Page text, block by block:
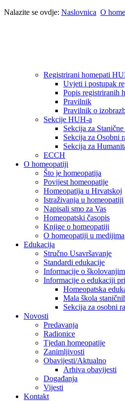
Nalazite se ovdje: Naslovnica O
Registrirani homepati
Uvjeti i postupak
Popis registriranih
Pravilnik
Pravilnik o
Sekcije HUH-a
Sekcija za
Sekcija za Osobni
Sekcija za
ECCH
O homeopatiji
Što je homeopatija
Povijest homeopatije
Homeopatija u Hrvatskoj
Istraživanja u homeopatiji
Napisali smo za Vas
Homeopatski časopis
Knjige o homeopatiji
O homeopatiji u medijima
Edukacija
Stručno Usavršavanje
Standardi edukacije
Informacije o
Informacije o edukaciji
Homeopatska
Mala škola
Sekcija za osobni
Novosti
Predavanja
Radionice
Tjedan homeopatije
Zanimljivosti
Obavijesti/Aktualno
Arhiva obavijesti
Događanja
Vijesti
Kontakt